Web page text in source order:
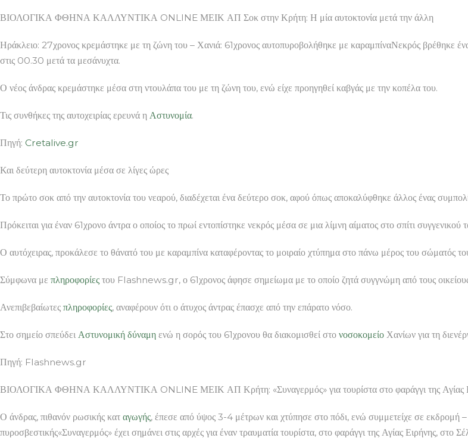
ΒΙΟΛΟΓΙΚΑ ΦΘΗΝΑ ΚΑΛΛΥΝΤΙΚΑ ONLINE ΜΕΙΚ ΑΠ Σοκ στην Κρήτη: Η μία αυτοκτονία μετά την άλλη
Ηράκλειο: 27χρονος κρεμάστηκε με τη ζώνη του – Χανιά: 61χρονος αυτοπυροβολήθηκε με καραμπίναΝεκρός βρέθηκε
στις 00.30 μετά τα μεσάνυχτα.
Ο νέος άνδρας κρεμάστηκε μέσα στη ντουλάπα του με τη ζώνη του, ενώ είχε προηγηθεί καβγάς με την κοπέλα του.
Τις συνθήκες της αυτοχειρίας ερευνά η Αστυνομία.
Πηγή: Cretalive.gr
Και δεύτερη αυτοκτονία μέσα σε λίγες ώρες
Το πρώτο σοκ από την αυτοκτονία του νεαρού, διαδέχεται ένα δεύτερο σοκ, αφού όπως αποκαλύφθηκε άλλος ένας
Πρόκειται για έναν 61χρονο άντρα ο οποίος το πρωί εντοπίστηκε νεκρός μέσα σε μια λίμνη αίματος στο σπίτι
Ο αυτόχειρας, προκάλεσε το θάνατό του με καραμπίνα καταφέροντας το μοιραίο χτύπημα στο πάνω μέρος του σώματός
Σύμφωνα με πληροφορίες του Flashnews.gr, ο 61χρονος άφησε σημείωμα με το οποίο ζητά συγγνώμη από τους οικείους
Ανεπιβεβαίωτες πληροφορίες, αναφέρουν ότι ο άτυχος άντρας έπασχε από την επάρατο νόσο.
Στο σημείο σπεύδει Αστυνομική δύναμη ενώ η σορός του 61χρονου θα διακομισθεί στο νοσοκομείο Χανίων για τη
Πηγή: Flashnews.gr
ΒΙΟΛΟΓΙΚΑ ΦΘΗΝΑ ΚΑΛΛΥΝΤΙΚΑ ONLINE ΜΕΙΚ ΑΠ Κρήτη: «Συναγερμός» για τουρίστα στο φαράγγι της Αγίας
Ο άνδρας, πιθανόν ρωσικής κατ αγωγής, έπεσε από ύψος 3-4 μέτρων και χτύπησε στο πόδι, ενώ συμμετείχε σε εκδρομή
πυροσβεστικής«Συναγερμός» έχει σημάνει στις αρχές για έναν τραυματία τουρίστα, στο φαράγγι της Αγίας Ειρήνης, στο